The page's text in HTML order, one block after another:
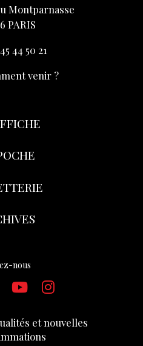
Montparnasse
PARIS
44 50 21
venir ?
nous
et nouvelles